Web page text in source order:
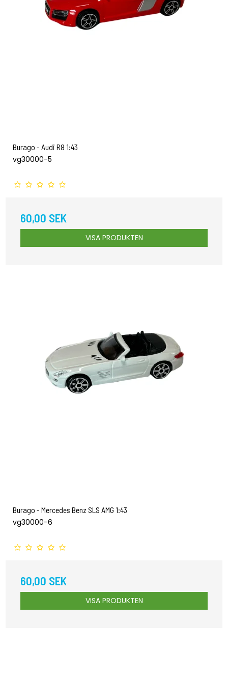
Burago - Audi R8 1:43
vg30000-5
60,00 SEK
VISA PRODUKTEN
Burago - Mercedes Benz SLS AMG 1:43
vg30000-6
60,00 SEK
VISA PRODUKTEN